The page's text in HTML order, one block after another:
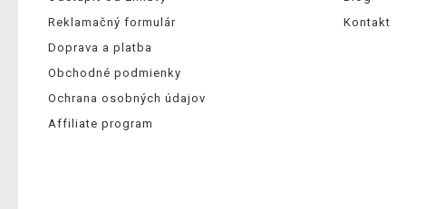
Reklamačný formulár
Doprava a platba
Obchodné podmienky
Ochrana osobných údajov
Affiliate program
Kontakt